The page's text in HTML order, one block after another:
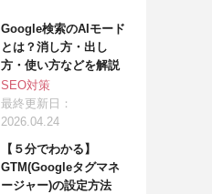
Google検索のAIモード
とは？消し方・出し
方・使い方などを解説
SEO対策
最終更新日：
2026.04.24
【５分でわかる】
GTM(Googleタグマネ
ージャー)の設定方法